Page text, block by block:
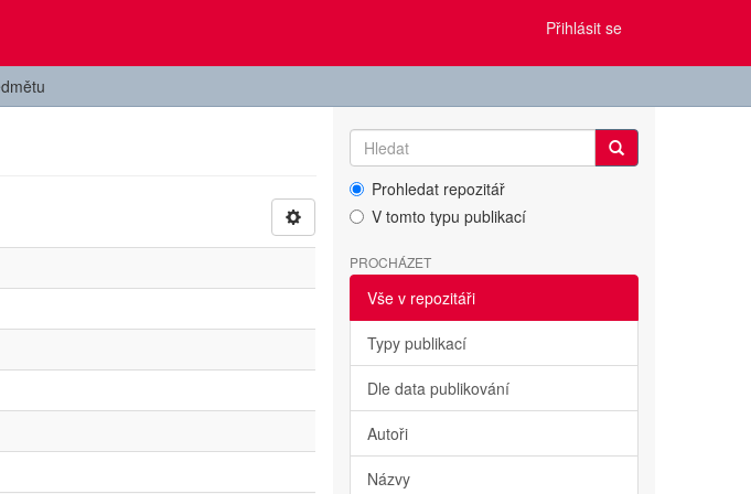
Přihlásit se
Prohledat repozitář
V tomto typu publikací
PROCHÁZET
Vše v repozitáři
Typy publikací
Dle data publikování
Autoři
Názvy